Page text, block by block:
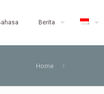
Berita
Home